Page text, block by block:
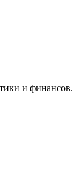
и финансов.